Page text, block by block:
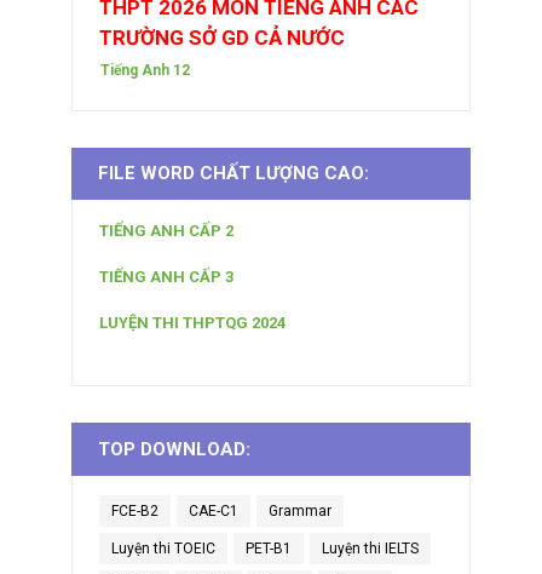
THPT 2026 MÔN TIẾNG ANH CÁC
TRƯỜNG SỞ GD CẢ NƯỚC
Tiếng Anh 12
FILE WORD CHẤT LƯỢNG CAO:
TIẾNG ANH CẤP 2
TIẾNG ANH CẤP 3
LUYỆN THI THPTQG 2024
TOP DOWNLOAD:
FCE-B2 CAE-C1 Grammar
Luyện thi TOEIC PET-B1 Luyện thi IELTS